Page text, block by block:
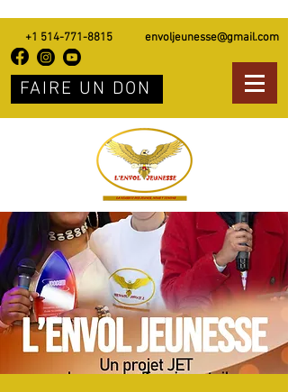
+1 514-771-8815 envoljeunesse@gmail.com
FAIRE UN DON